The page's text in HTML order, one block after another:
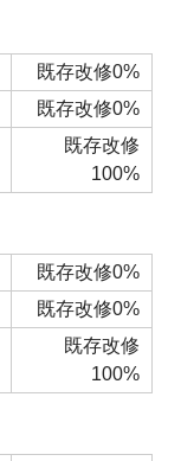
既存改修0%
既存改修0%
既存改修
100%
既存改修0%
既存改修0%
既存改修
100%